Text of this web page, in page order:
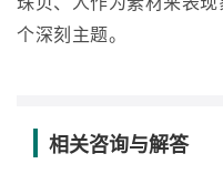
个深刻主题。
相关咨询与解答